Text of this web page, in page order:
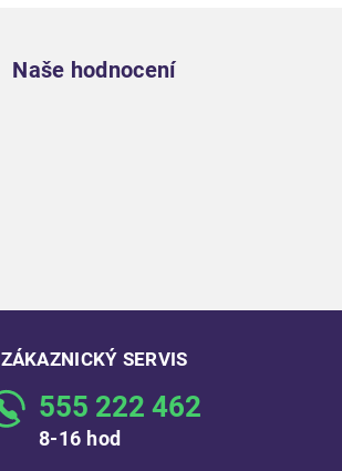
Naše hodnocení
ZÁKAZNICKÝ SERVIS
555 222 462
8-16 hod